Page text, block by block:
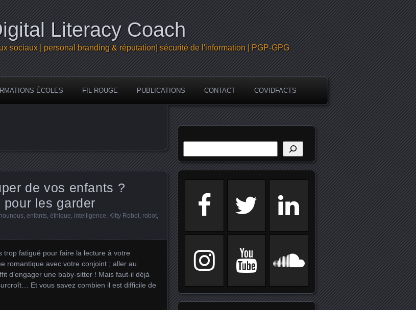
Literacy Coach
sociaux | personal branding & réputation| sécurité de l'information | PGP-GPG
ÉCOLES FIL ROUGE PUBLICATIONS CONTACT COVIDFACTS
de vos enfants ?
les garder
enfants éthique intelligence Kitty Robot robot
fatigué pour faire la lecture à votre
romantique avec votre conjoint ; aller au
d’engager une baby-sitter ! Mais faut-il déjà
Et vous savez combien il est difficile de